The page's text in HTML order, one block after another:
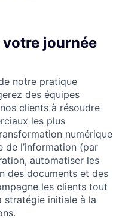
journée
notre pratique
des équipes
clients à résoudre
les plus
numérique
de l’information (par
automatiser les
des documents et des
les clients tout
stratégie initiale à la